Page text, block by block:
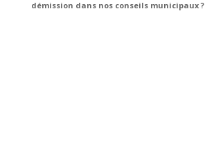
démission dans nos conseils municipaux ?